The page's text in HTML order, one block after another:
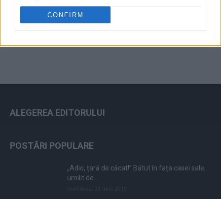
CONFIRM ad
ALEGEREA EDITORULUI
POSTĂRI POPULARE
„Adio, țară de căcat!” Bătut în fața casei sale,
umilit de...